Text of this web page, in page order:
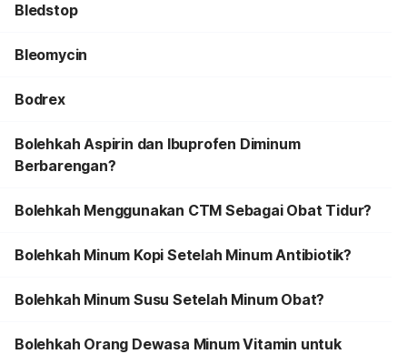
Bledstop
Bleomycin
Bodrex
Bolehkah Aspirin dan Ibuprofen Diminum
Berbarengan?
Bolehkah Menggunakan CTM Sebagai Obat Tidur?
Bolehkah Minum Kopi Setelah Minum Antibiotik?
Bolehkah Minum Susu Setelah Minum Obat?
Bolehkah Orang Dewasa Minum Vitamin untuk